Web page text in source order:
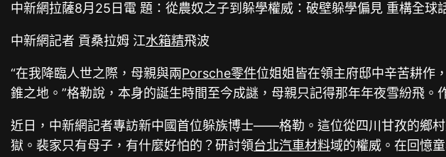
中新網拉薩8月25日電 題：從農奴之子到躲學權威：破壁躲學偏見 重構全球
中新網記者 貢桑拉姆 江水箱精飛波
“在我降臨人世之際，母親與兩Porsche零件位姐姐皆在領主府邸中辛苦耕作
錐之地。”格勒說，本身的誕生時間至今成謎，母親只記得那年年夜雪紛飛。
近日，中新網記者專訪新中國首位躲族博士——格勒。這位從四川甘孜的鄉
獄。裴家只有母子，有什麼好怕的？研討領台北汽車材料域的權威。在回憶